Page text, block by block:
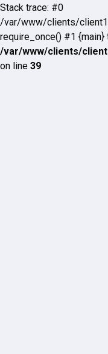
Stack trace: #0
/var/www/clients/
require_once() #1 {main}
/var/www/clients/
on line 39